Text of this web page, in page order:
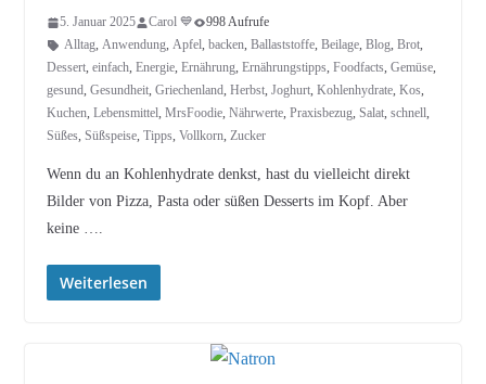
5. Januar 2025 Carol 💙
998 Aufrufe
Alltag, Anwendung, Apfel, backen, Ballaststoffe, Beilage, Blog, Brot,
Dessert, einfach, Energie, Ernährung, Ernährungstipps, Foodfacts, Gemüse,
gesund, Gesundheit, Griechenland, Herbst, Joghurt, Kohlenhydrate, Kos,
Kuchen, Lebensmittel, MrsFoodie, Nährwerte, Praxisbezug, Salat, schnell,
Süßes, Süßspeise, Tipps, Vollkorn, Zucker
Wenn du an Kohlenhydrate denkst, hast du vielleicht direkt
Bilder von Pizza, Pasta oder süßen Desserts im Kopf. Aber
keine ….
Weiterlesen